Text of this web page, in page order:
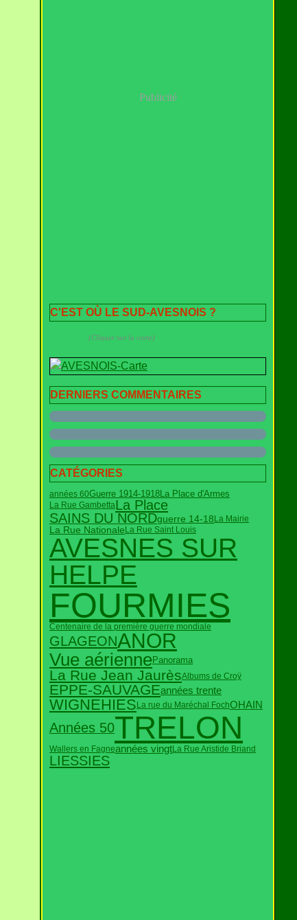
Publicité
C'EST OÙ LE SUD-AVESNOIS ?
(Cliquer sur la carte)
DERNIERS COMMENTAIRES
CATÉGORIES
années 60Guerre 1914-1918 La Place d'Armes
La Rue GambettaLa Place
SAINS DU NORDguerre 14-18La Mairie
La Rue Nationale La Rue Saint Louis
AVESNES SUR
HELPE
FOURMIES
Centenaire de la première guerre mondiale
GLAGEONANOR
Vue aériennePanorama
La Rue Jean JaurèsAlbums de Croÿ
EPPE-SAUVAGEannées trente
WIGNEHIES La rue du Maréchal FochOHAIN
Années 50TRELON
Wallers en Fagneannées vingtLa Rue Aristide Briand
LIESSIES